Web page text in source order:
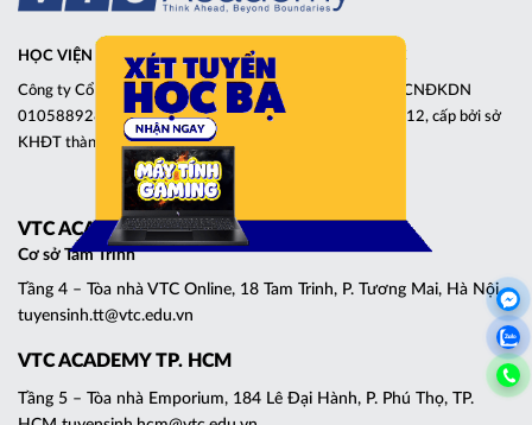
HỌC VIỆN CÔNG NGHỆ THÔNG TIN VÀ THIẾT KẾ VTC
Công ty Cổ phần đầu tư phát triển giáo dục VTCE – Giấy CNĐKDN
0105889280, đăng ký lần đầu ngày 22 tháng 05 năm 2012, cấp bởi sở
KHĐT thành phố Hà Nội
VTC ACADEMY HÀ NỘI
Cơ sở Tam Trinh
Tầng 4 – Tòa nhà VTC Online, 18 Tam Trinh, P. Tương Mai, Hà Nội
tuyensinh.tt@vtc.edu.vn
VTC ACADEMY TP. HCM
Tầng 5 – Tòa nhà Emporium, 184 Lê Đại Hành, P. Phú Thọ, TP.